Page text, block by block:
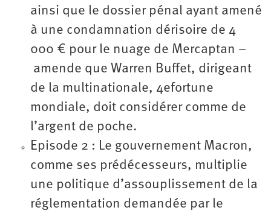
ainsi que le dossier pénal ayant amené
à une condamnation dérisoire de 4
000 € pour le nuage de Mercaptan –
amende que Warren Buffet, dirigeant
de la multinationale, 4efortune
mondiale, doit considérer comme de
l’argent de poche.
Episode 2 : Le gouvernement Macron,
comme ses prédécesseurs, multiplie
une politique d’assouplissement de la
réglementation demandée par le